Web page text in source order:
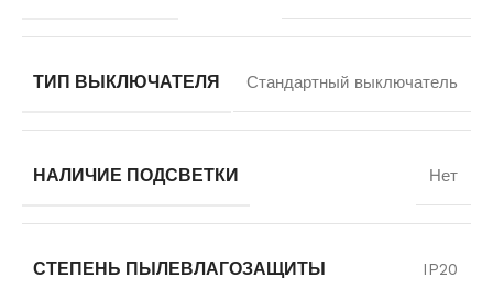
ТИП ВЫКЛЮЧАТЕЛЯ Стандартный выключатель
НАЛИЧИЕ ПОДСВЕТКИ Нет
СТЕПЕНЬ ПЫЛЕВЛАГОЗАЩИТЫ IP20